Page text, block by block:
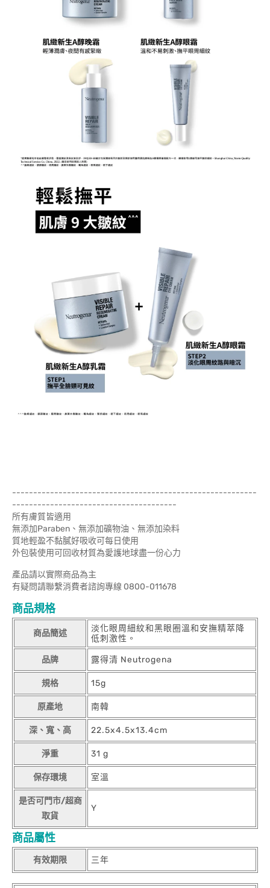
----------------------------------------------------------
---------------------------------------
所有膚質皆適用
無添加Paraben、無添加礦物油、無添加染料
質地輕盈不黏膩好吸收可每日使用
外包裝使用可回收材質為愛護地球盡一份心力
產品請以實際商品為主
有疑問請聯繫消費者諮詢專線 0800-011678
商品規格
商品簡述
淡化眼周細紋和黑眼圈溫和安撫精萃降
低刺激性。
品牌 露得清 Neutrogena
規格 15g
原產地 南韓
深、寬、高 22.5x4.5x13.4cm
淨重 31 g
保存環境 室溫
是否可門市/超商
取貨
Y
商品屬性
有效期限 三年